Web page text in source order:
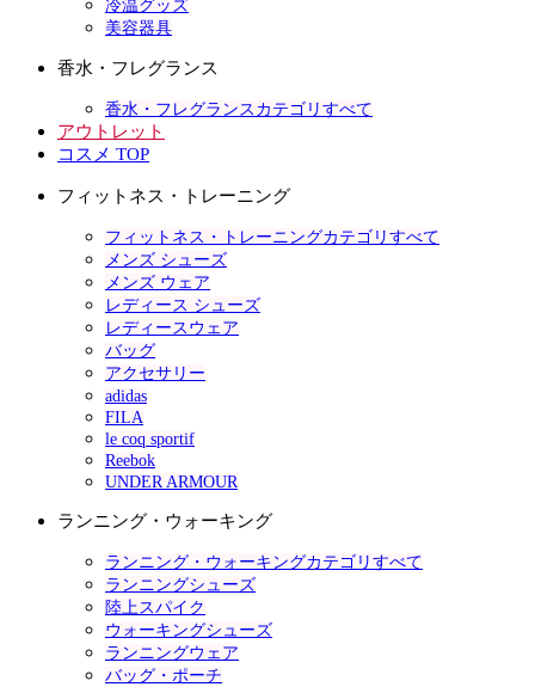
冷温グッズ
美容器具
香水・フレグランス
香水・フレグランスカテゴリすべて
アウトレット
コスメ TOP
フィットネス・トレーニング
フィットネス・トレーニングカテゴリすべて
メンズ シューズ
メンズ ウェア
レディース シューズ
レディースウェア
バッグ
アクセサリー
adidas
FILA
le coq sportif
Reebok
UNDER ARMOUR
ランニング・ウォーキング
ランニング・ウォーキングカテゴリすべて
ランニングシューズ
陸上スパイク
ウォーキングシューズ
ランニングウェア
バッグ・ポーチ